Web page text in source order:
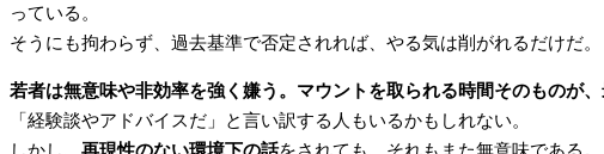
っている。
そうにも拘わらず、過去基準で否定されれば、やる気は削がれるだけだ。
若者は無意味や非効率を強く嫌う。マウントを取られる時間そのものが、
「経験談やアドバイスだ」と言い訳する人もいるかもしれない。